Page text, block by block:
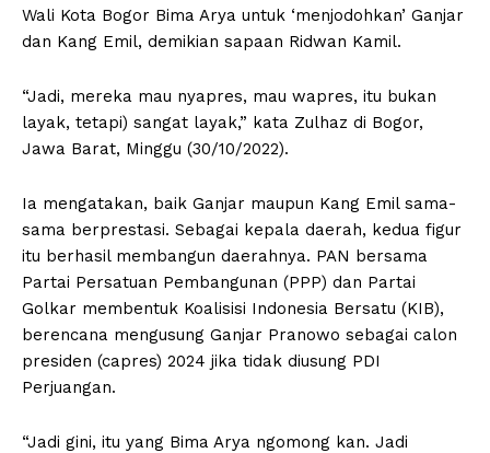
Wali Kota Bogor Bima Arya untuk ‘menjodohkan’ Ganjar
dan Kang Emil, demikian sapaan Ridwan Kamil.
“Jadi, mereka mau nyapres, mau wapres, itu bukan
layak, tetapi) sangat layak,” kata Zulhaz di Bogor,
Jawa Barat, Minggu (30/10/2022).
Ia mengatakan, baik Ganjar maupun Kang Emil sama-
sama berprestasi. Sebagai kepala daerah, kedua figur
itu berhasil membangun daerahnya. PAN bersama
Partai Persatuan Pembangunan (PPP) dan Partai
Golkar membentuk Koalisisi Indonesia Bersatu (KIB),
berencana mengusung Ganjar Pranowo sebagai calon
presiden (capres) 2024 jika tidak diusung PDI
Perjuangan.
“Jadi gini, itu yang Bima Arya ngomong kan. Jadi